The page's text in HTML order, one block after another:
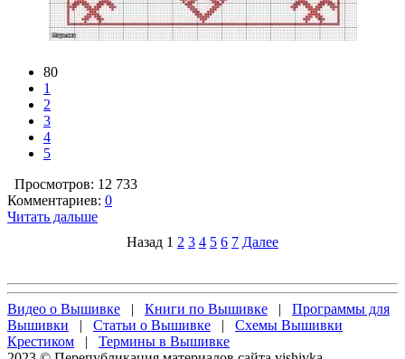
80
1
2
3
4
5
Просмотров: 12 733
Комментариев: 0
Читать дальше
Назад 1 2 3 4 5 6 7 Далее
Видео о Вышивке | Книги по Вышивке | Программы для
Вышивки | Статьи о Вышивке | Схемы Вышивки
Крестиком | Термины в Вышивке